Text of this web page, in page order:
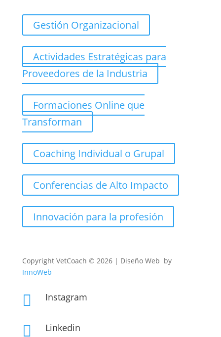
Gestión Organizacional
Actividades Estratégicas para
Proveedores de la Industria
Formaciones Online que
Transforman
Coaching Individual o Grupal
Conferencias de Alto Impacto
Innovación para la profesión
CopyrightVetCoach © 2026 | Diseño Web by
InnoWeb
 Instagram
 Linkedin